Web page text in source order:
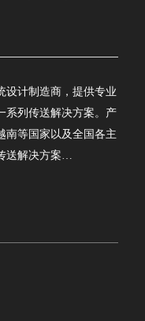
设计制造商，提供专业
系列传送解决方案。产
南等国家以及全国各主
送解决方案…